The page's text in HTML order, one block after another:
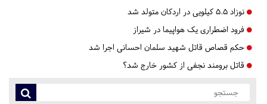
نوزاد ۵.۵ کیلویی در اردکان متولد شد
فرود اضطراری یک هواپیما در شیراز
حکم قصاص قاتل شهید سلمان احسانی اجرا شد
قاتل برومند نجفی از کشور خارج شد؟